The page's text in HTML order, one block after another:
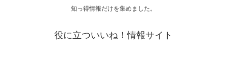
知っ得情報だけを集めました。
役に立ついいね！情報サイト